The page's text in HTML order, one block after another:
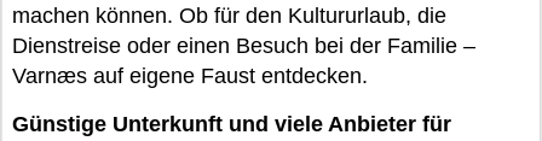
machen können. Ob für den Kultururlaub, die
Dienstreise oder einen Besuch bei der Familie –
Varnæs auf eigene Faust entdecken.
Günstige Unterkunft und viele Anbieter für